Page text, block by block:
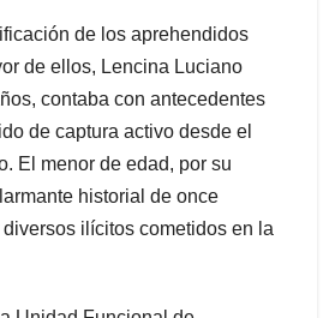
de los aprehendidos
de ellos, Lencina Luciano
contaba con antecedentes
de captura activo desde el
El menor de edad, por su
historial de once
ilícitos cometidos en la